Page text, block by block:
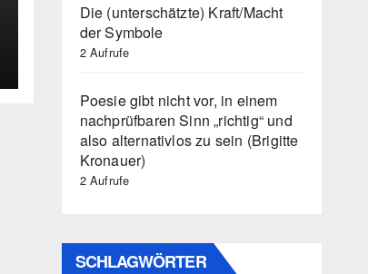
Die (unterschätzte) Kraft/Macht
der Symbole
2 Aufrufe
Poesie gibt nicht vor, in einem
nachprüfbaren Sinn „richtig“ und
also alternativlos zu sein (Brigitte
Kronauer)
2 Aufrufe
SCHLAGWÖRTER